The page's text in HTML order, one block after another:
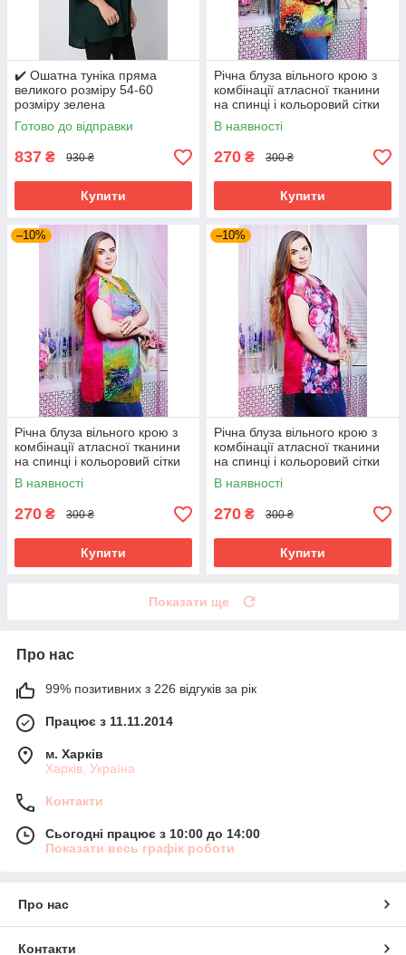
✔️ Ошатна туніка пряма
великого розміру 54-60
розміру зелена
Готово до відправки
837 ₴ 930 ₴
Купити
Річна блуза вільного крою з
комбінації атласної тканини
на спинці і кольоровий сітки
великого розміру 52-62
В наявності
270 ₴ 300 ₴
Купити
–10%
Річна блуза вільного крою з
комбінації атласної тканини
на спинці і кольоровий сітки
великого розміру 52-62
В наявності
270 ₴ 300 ₴
Купити
–10%
Річна блуза вільного крою з
комбінації атласної тканини
на спинці і кольоровий сітки
великого розміру 52-62
В наявності
270 ₴ 300 ₴
Купити
Показати ще
Про нас
99% позитивних з 226 відгуків за рік
Працює з 11.11.2014
м. Харків
Харків, Україна
Контакти
Сьогодні працює з 10:00 до 14:00
Показати весь графік роботи
Про нас
Контакти